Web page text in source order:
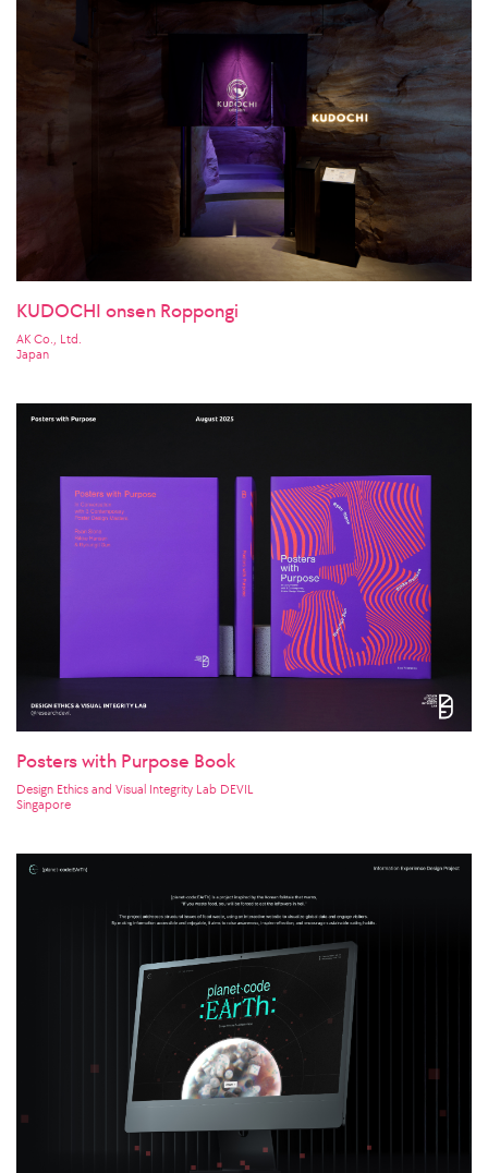
KUDOCHI onsen Roppongi
AK Co., Ltd.
Japan
Posters with Purpose Book
Design Ethics and Visual Integrity Lab DEVIL
Singapore